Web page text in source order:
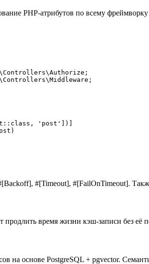
PHP-атрибутов по всему
'post'])]
#[Timeout], #[FailOnTimeout].
продлить время жизни кэш-записи без её
на основе PostgreSQL + pgvector.